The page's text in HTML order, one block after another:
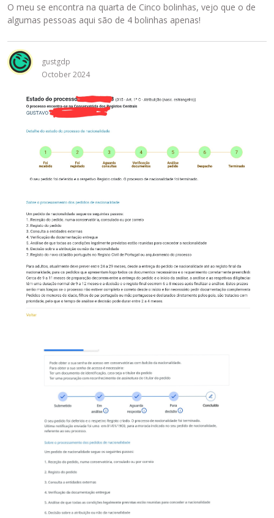
O meu se encontra na quarta de Cinco bolinhas, vejo que o de
algumas pessoas aqui são de 4 bolinhas apenas!
gustgdp
October 2024